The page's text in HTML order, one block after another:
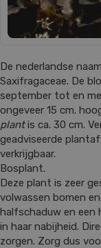
De nederlandse
Saxifragaceae. De
september tot en
ongeveer 15 cm.
plantis ca. 30 cm.
geadviseerde
verkrijgbaar.
Bosplant.
Deze plant is zeer
volwassen bomen
halfschaduw en een
in haar nabijheid.
zorgen. Zorg dus